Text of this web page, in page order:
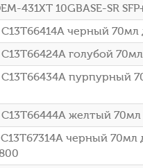
431XT 10GBASE-SR
черный 70мл
голубой
пурпурный
желтый 70мл
черный 70мл